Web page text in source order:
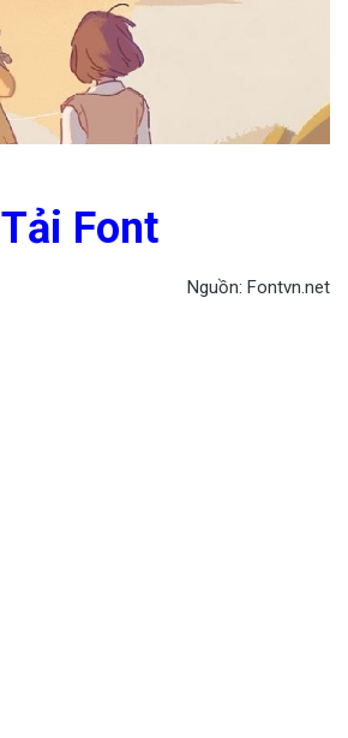
Tải Font
Nguồn: Fontvn.net